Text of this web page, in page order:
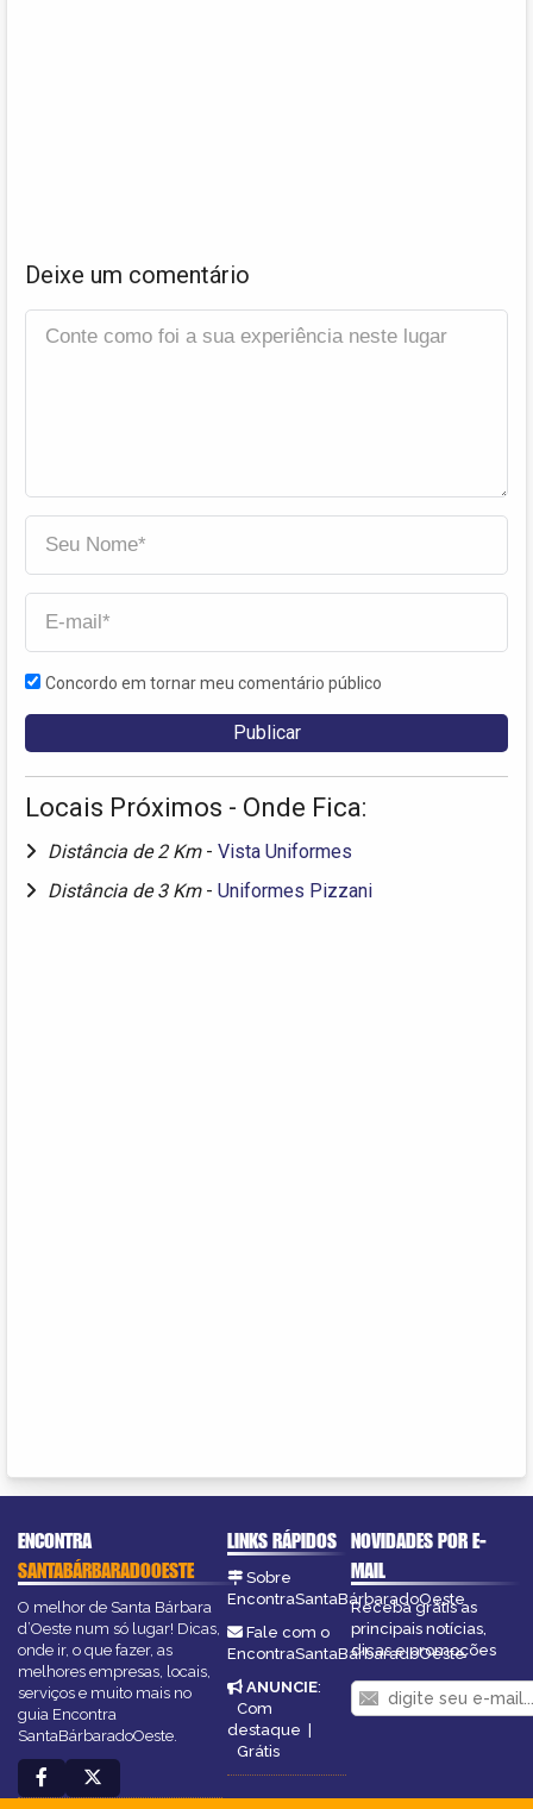
Deixe um comentário
Concordo em tornar meu comentário público
Locais Próximos - Onde Fica:
Distância de 2 Km - Vista Uniformes
Distância de 3 Km - Uniformes Pizzani
ENCONTRA
SANTABÁRBARADOOESTE
O melhor de Santa Bárbara
d’Oeste num só lugar! Dicas,
onde ir, o que fazer, as
melhores empresas, locais,
serviços e muito mais no
guia Encontra
SantaBárbaradoOeste.
LINKS RÁPIDOS
Sobre
EncontraSantaBárbaradoOeste
Fale com o
EncontraSantaBárbaradoOeste
ANUNCIE:
Com
destaque
Grátis
NOVIDADES POR E-
MAIL
Receba grátis as
principais notícias,
dicas e promoções